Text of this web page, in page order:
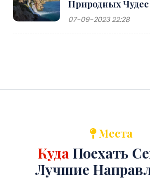
Природных
07-09-2023 22:28
Места
Куда Поехать
Лучшие